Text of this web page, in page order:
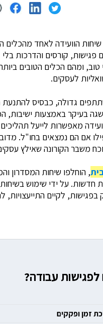
הוועידה לאחד מהכלים
פגישות, קורסים והדרכות
ומהם הכלים הטובים
לעסקים.
גדולה, כבסיס להתנעת
בעיקר באמצעות ישיבות,
ועידה מאפשרות לייעל
אם הם נמצאים בחו"ל.
משבר הקורונה שאילץ
, הוחלפו שיחות המסדרון
חדשות. על ידי שימוש בשיחות
לקיים התייעצויות,
עבודה?
זמן ופקקים